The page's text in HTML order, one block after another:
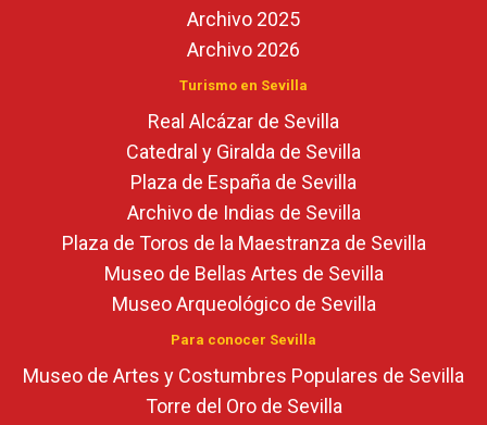
Archivo 2025
Archivo 2026
Turismo en Sevilla
Real Alcázar de Sevilla
Catedral y Giralda de Sevilla
Plaza de España de Sevilla
Archivo de Indias de Sevilla
Plaza de Toros de la Maestranza de Sevilla
Museo de Bellas Artes de Sevilla
Museo Arqueológico de Sevilla
Para conocer Sevilla
Museo de Artes y Costumbres Populares de Sevilla
Torre del Oro de Sevilla